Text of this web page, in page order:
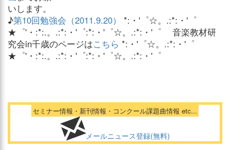
いします。
♪第10回勉強会（2011.9.20）
*:・'゜☆。.:*:・'゜
★゜'・:*:.。.:*:・'゜:*:・'゜☆。.:*:・'゜ 音楽教材研
究会in千歳のページはこちら *:・'゜☆。.:*:・'゜
★゜'・:*:.。.:*:・'゜:*:・'゜☆。.:*:・'゜
セミナー情報・新刊情報・コンクール課題曲情報 etc...
メールニュース登録(無料)